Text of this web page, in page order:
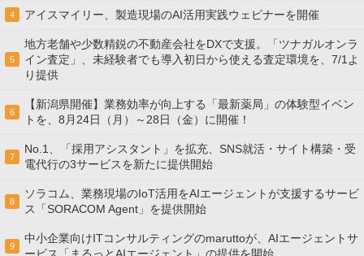
4 アイスマイリー、製造現場のAI活用実践ウェビナーを開催
5
地方老舗や少数精鋭の不動産会社をDXで支援。「ツナガルオンラ
イン査定」、未経験者でも導入初日から使える査定環境を、7/1よ
り提供
6
【新潟県開催】業務効率が向上する「最新薬局」の体験型イベン
トを、8月24日（月）～28日（金）に開催！
7
No.1、「採用アシスタント」を拡充、SNS就活・サイト構築・受
電代行の3サービスを新たに提供開始
8
ソラコム、業務現場のIoT活用をAIエージェントが支援するサービ
ス「SORACOM Agent」を提供開始
9
中小企業向けITコンサルティングのmaruttoが、AIエージェントサ